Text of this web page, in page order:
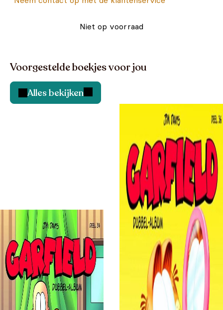
Niet op voorraad
Voorgestelde boekjes voor jou
Alles bekijken